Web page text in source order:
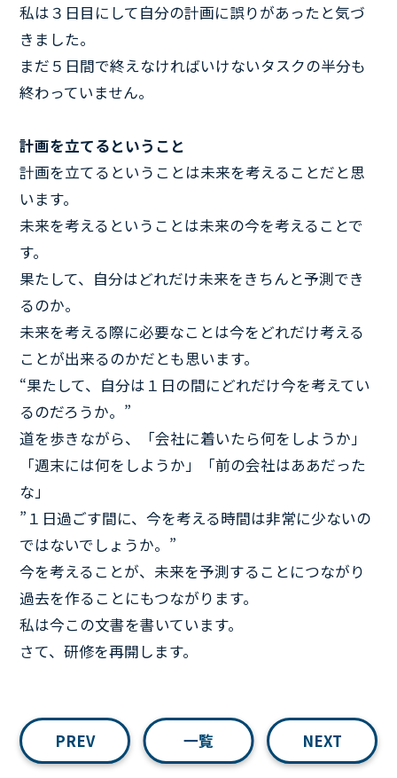
私は３日目にして自分の計画に誤りがあったと気づ
きました。
まだ５日間で終えなければいけないタスクの半分も
終わっていません。
計画を立てるということ
計画を立てるということは未来を考えることだと思
います。
未来を考えるということは未来の今を考えることで
す。
果たして、自分はどれだけ未来をきちんと予測でき
るのか。
未来を考える際に必要なことは今をどれだけ考える
ことが出来るのかだとも思います。
“果たして、自分は１日の間にどれだけ今を考えてい
るのだろうか。”
道を歩きながら、「会社に着いたら何をしようか」
「週末には何をしようか」「前の会社はああだった
な」
”１日過ごす間に、今を考える時間は非常に少ないの
ではないでしょうか。”
今を考えることが、未来を予測することにつながり
過去を作ることにもつながります。
私は今この文書を書いています。
さて、研修を再開します。
PREV 一覧 NEXT